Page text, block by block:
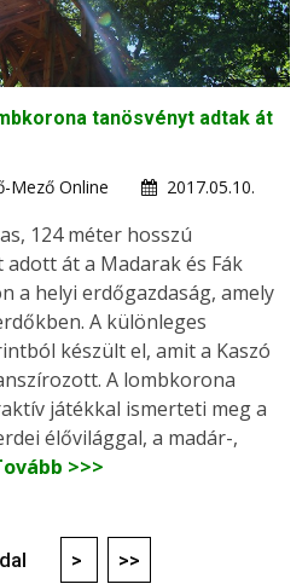
tanösvényt adtak át
Mező Online
2017.05.10.
124 méter hosszú
át a Madarak és Fák
a helyi erdőgazdaság, amely
A különleges
készült el, amit a Kaszó
A lombkorona
játékkal ismerteti meg a
élővilággal, a madár-,
>>>
> >>